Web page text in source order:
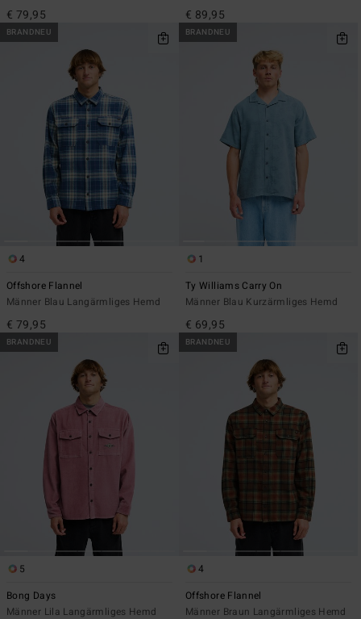
€ 79,95 € 89,95
BRANDNEU
4
Offshore Flannel
Männer Blau Langärmliges Hemd
€ 79,95
BRANDNEU
1
Ty Williams Carry On
Männer Blau Kurzärmliges Hemd
€ 69,95
BRANDNEU
5
Bong Days
Männer Lila Langärmliges Hemd
BRANDNEU
4
Offshore Flannel
Männer Braun Langärmliges Hemd